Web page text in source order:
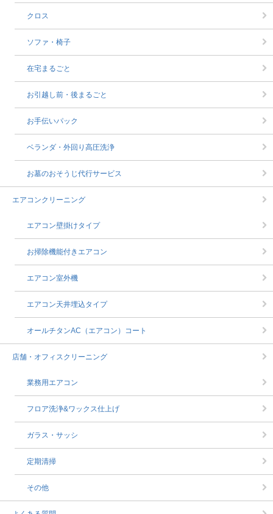
クロス
ソファ・椅子
在宅まるごと
お引越し前・後まるごと
お手伝いパック
ベランダ・外回り高圧洗浄
お墓のおそうじ代行サービス
エアコンクリーニング
エアコン壁掛けタイプ
お掃除機能付きエアコン
エアコン室外機
エアコン天井埋込タイプ
オールチタンAC（エアコン）コート
店舗・オフィスクリーニング
業務用エアコン
フロア洗浄&ワックス仕上げ
ガラス・サッシ
定期清掃
その他